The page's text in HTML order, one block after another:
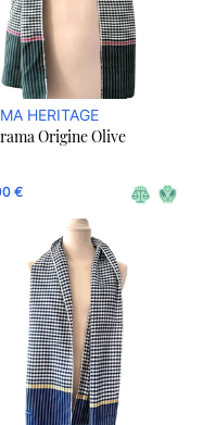
HERITAGE
Origine Olive
€